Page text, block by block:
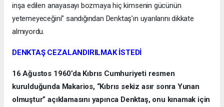
inşa edilen anayasayı bozmaya hiç kimsenin gücünün
yetemeyeceğini” sandığından Denktaş’ın uyarılarını dikkate
almıyordu.
DENKTAŞ CEZALANDIRILMAK İSTEDİ
16 Ağustos 1960’da Kıbrıs Cumhuriyeti resmen
kurulduğunda Makarios, “Kıbrıs sekiz asır sonra Yunan
olmuştur” açıklamasını yapınca Denktaş, onu kınamak için